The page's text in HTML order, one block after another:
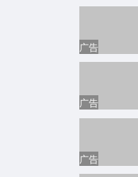
广告
广告
广告